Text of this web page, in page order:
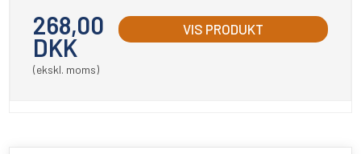
268,00
DKK
(ekskl. moms)
VIS PRODUKT